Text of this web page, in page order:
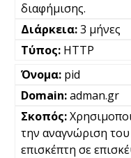
διαφήμισης.
3 μήνες
HTTP
pid
adman.gr
την αναγνώριση του
επισκέπτη σε